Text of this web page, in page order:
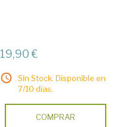
19,90 €
Sin Stock. Disponible en
7/10 días.
COMPRAR